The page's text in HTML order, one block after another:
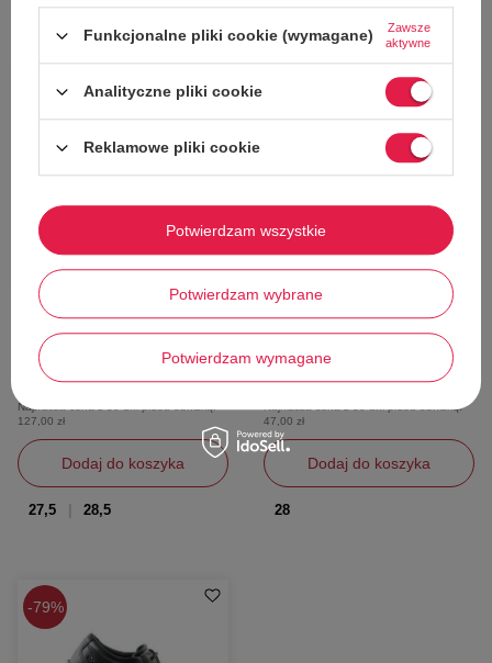
65%
W PROMOCJI
Buty dziecięce Clarks Heath Chard
skórzane zasuwane khaki
Clarks
108,00 zł
Najniższa cena z 30 dni przed obniżką:
127,00 zł
Dodaj do koszyka
27,5 28,5
W PROMOCJI
Buty dziewczęce Chuva ocieplane
wodoszczelne r. 28
35,00 zł
Najniższa cena z 30 dni przed obniżką:
47,00 zł
Dodaj do koszyka
28
79%
Funkcjonalne pliki cookie (wymagane)
Zawsze
aktywne
Analityczne pliki cookie
Reklamowe pliki cookie
Potwierdzam wybrane
Potwierdzam wymagane
Potwierdzam wszystkie